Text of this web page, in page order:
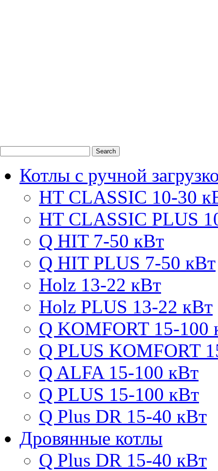
Котлы с ручной
HT CLASSIC 10-30
HT CLASSIC PLUS
Q HIT 7-50 кВт
Q HIT PLUS 7-50 кВт
Holz 13-22 кВт
Holz PLUS 13-22 кВт
Q KOMFORT 15-100
Q PLUS KOMFORT
Q ALFA 15-100 кВт
Q PLUS 15-100 кВт
Q Plus DR 15-40 кВт
Дровянные котлы
Q Plus DR 15-40 кВт